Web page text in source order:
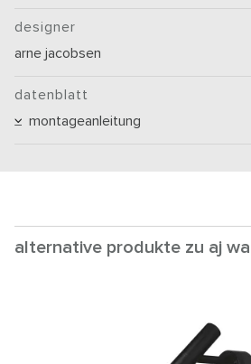
designer
arne jacobsen
datenblatt
montageanleitung
alternative produkte zu aj wall